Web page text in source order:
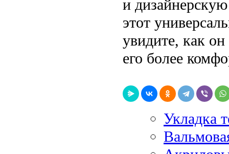
и
этот
увидите, как он
его более
Укладка